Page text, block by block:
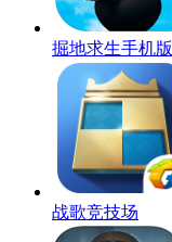
掘地求生手机版
战歌竞技场